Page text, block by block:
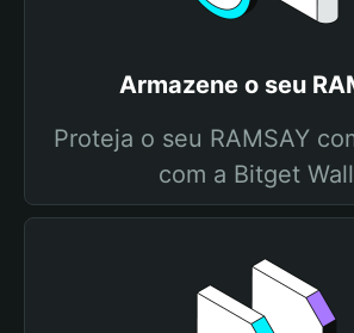
Armazene o seu
Proteja o seu RAMSAY
com a Bitget